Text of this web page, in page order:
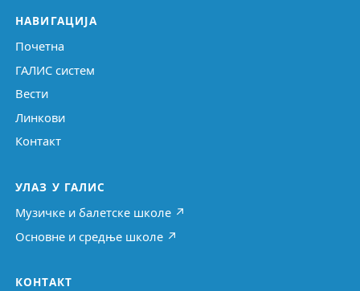
НАВИГАЦИЈА
Почетна
ГАЛИС систем
Вести
Линкови
Контакт
УЛАЗ У ГАЛИС
Музичке и балетске школе ↗
Основне и средње школе ↗
КОНТАКТ